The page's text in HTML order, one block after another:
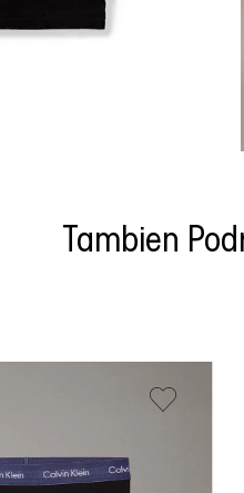
Tambien